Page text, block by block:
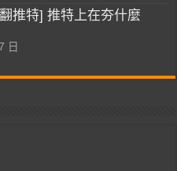
推特] 推特上在夯什麼
日